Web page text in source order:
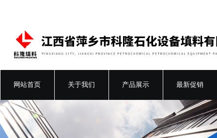
网站首页 关于我们 产品展示 最新促销